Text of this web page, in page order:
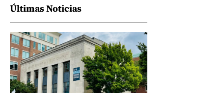
Últimas Noticias